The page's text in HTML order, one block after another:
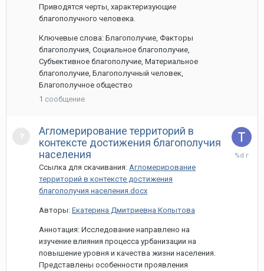
Приводятся черты, характеризующие
благополучного человека.
Ключевые слова: Благополучие, Факторы
благополучия, Социальное благополучие,
Субъективное благополучие, Материальное
благополучие, Благополучный человек,
Благополучное общество
1 сообщение
Агломерирование территорий в
контексте достижения благополучия
населения
Ссылка для скачивания: Агломерирование
территорий в контексте достижения
благополучия населения.docx
Авторы: Екатерина Дмитриевна Копытова
Аннотация: Исследование направлено на
изучение влияния процесса урбанизации на
повышение уровня и качества жизни населения.
Представлены особенности проявления
28